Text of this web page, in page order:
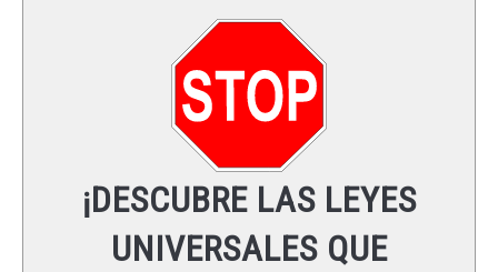
LEYES UNIVERSALES
¡DESCUBRE LAS LEYES
UNIVERSALES QUE